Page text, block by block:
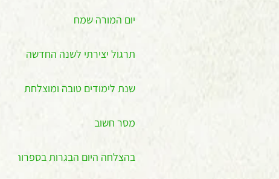
יום המורה שמח
תרגול יצירתי לשנה החדשה
שנת לימודים טובה ומוצלחת
מסר חשוב
בהצלחה היום הבגרות בספרות